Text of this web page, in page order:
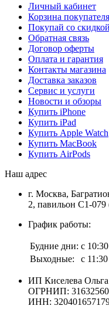
Личный кабинет
Корзина покупателя
Покупай со скидкой
Обратная связь
Договор оферты
Оплата и гарантия
Контакты магазина
Доставка заказов
Сервис и услуги
Новости и обзоры
Купить iPhone
Купить iPad
Купить Apple Watch
Купить MacBook
Купить AirPods
Наш адрес
г. Москва,
2, павильон С1-079
График работы:
Будние дни: с
Выходные:
с
ИП Киселева
ОГРНИП:
ИНН: